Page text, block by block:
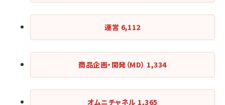
運営 6,112
商品企画・開発（MD） 1,334
オムニチャネル 1,365